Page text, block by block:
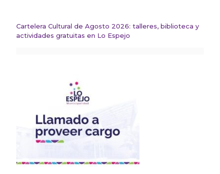
Cartelera Cultural de Agosto 2026: talleres, biblioteca y
actividades gratuitas en Lo Espejo